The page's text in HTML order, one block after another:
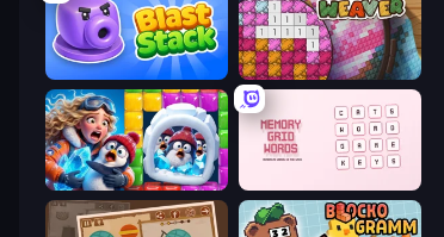
Blast Stack Beaver Weaver
Captain Blast